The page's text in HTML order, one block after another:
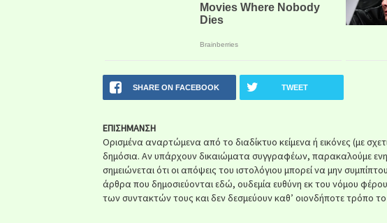
SHARE ON FACEBOOK TWEET
ΕΠΙΣΗΜΑΝΣΗ
Ορισμένα αναρτώμενα από το διαδίκτυο κείμενα ή εικόνες (με
δημόσια. Αν υπάρχουν δικαιώματα συγγραφέων, παρακαλούμε
σημειώνεται ότι οι απόψεις του ιστολόγιου μπορεί να μην
άρθρα που δημοσιεύονται εδώ, ουδεμία ευθύνη εκ του νόμου
των συντακτών τους και δεν δεσμεύουν καθ’ οιονδήποτε τρόπο το